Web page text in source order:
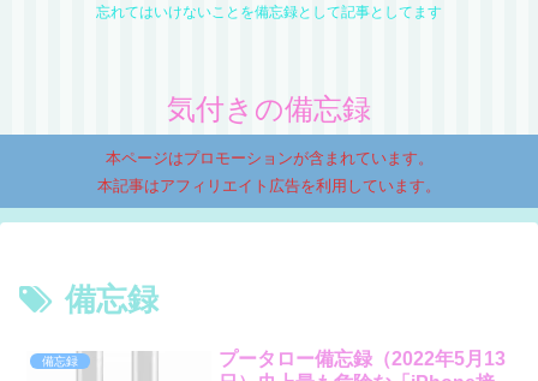
忘れてはいけないことを備忘録として記事としてます
気付きの備忘録
本ページはプロモーションが含まれています。
本記事はアフィリエイト広告を利用しています。
備忘録
備忘録
プータロー備忘録（2022年5月13